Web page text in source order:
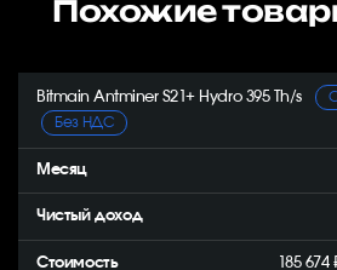
Похожие
Bitmain Antminer S21+ Hydro 395 Th/s
Без НДС
185 674